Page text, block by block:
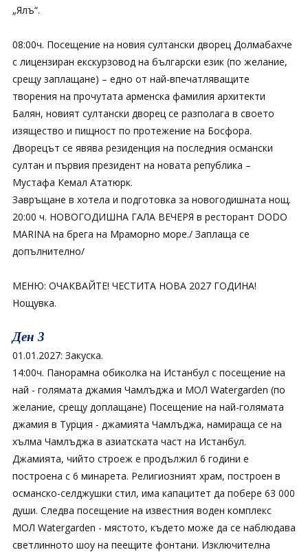
„Ялъ“.
08:00ч. Посещение на новия султански дворец Долмабахче
с лицензиран екскурзовод на български език (по желание,
срещу заплащане) – едно от най-впечатляващите
творения на прочутата арменска фамилия архитекти
Балян, новият султански дворец се разполага в своето
изящество и пищност по протежение на Босфора.
Дворецът се явява резиденция на последния османски
султан и първия президент на новата република –
Мустафа Кемал Ататюрк.
Завръщане в хотела и подготовка за новогодишната нощ.
20:00 ч. НОВОГОДИШНА ГАЛА ВЕЧЕРЯ в ресторант DODO
MARINA на брега на Мраморно море./ Заплаща се
допълнително/
МЕНЮ: ОЧАКВАЙТЕ! ЧЕСТИТА НОВА 2027 ГОДИНА!
Нощувка.
Ден 3
01.01.2027: Закуска.
14:00ч. Панорамна обиколка на Истанбул с посещение на
най - голямата джамия Чамлъджа и МОЛ Watergarden (по
желание, срещу доплащане) Посещение на най-голямата
джамия в Турция - джамията Чамлъджа, намираща се на
хълма Чамлъджа в азиатската част на Истанбул.
Джамията, чийто строеж е продължил 6 години е
построена с 6 минарета. Религиозният храм, построен в
османско-селджушки стил, има капацитет да побере 63 000
души. Следва посещение на известния воден комплекс
МОЛ Watergarden - мястото, където може да се наблюдава
светлинното шоу на пеещите фонтани. Изключителна